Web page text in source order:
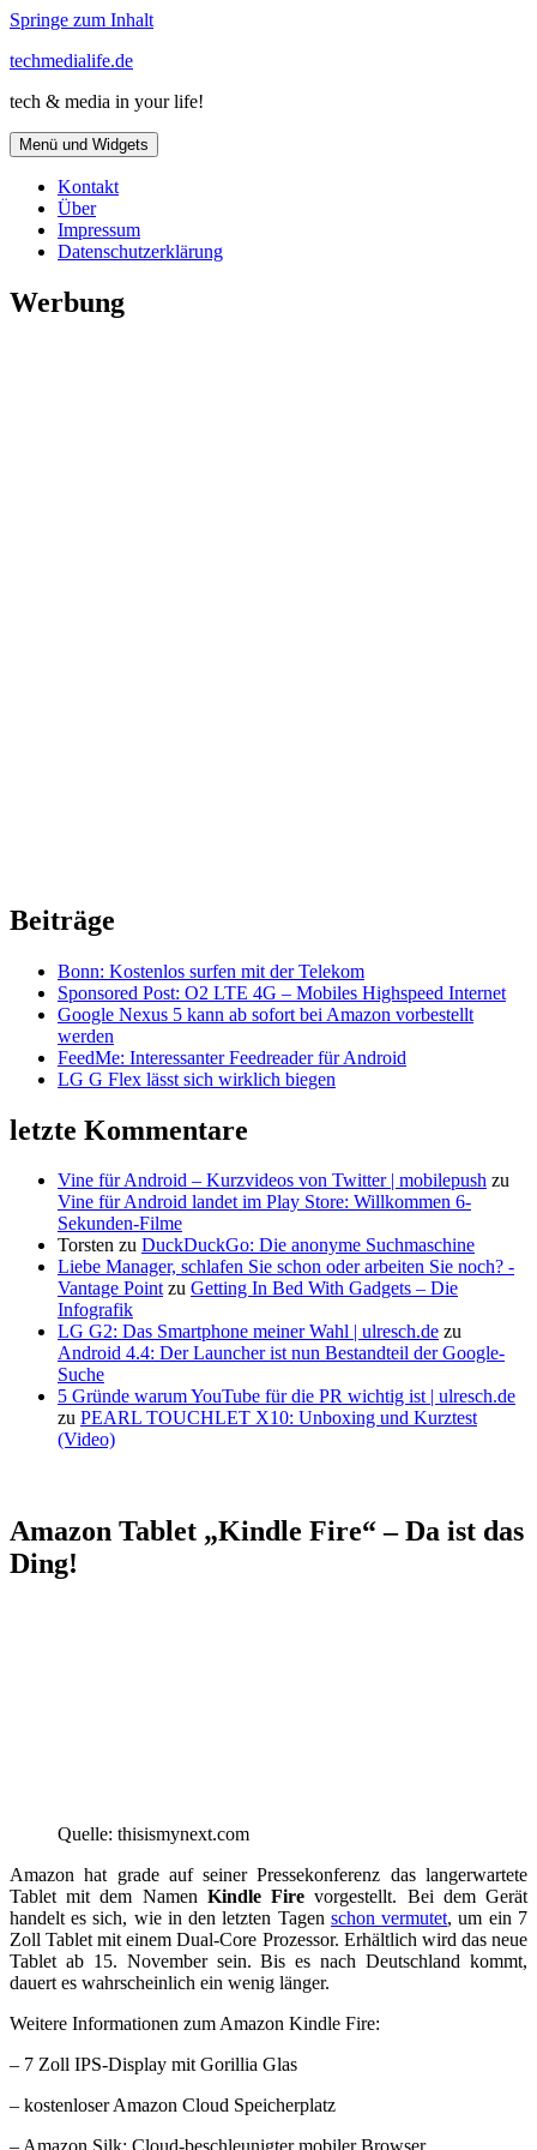
Springe zum Inhalt
techmedialife.de
tech & media in your life!
Menü und Widgets
Kontakt
Über
Impressum
Datenschutzerklärung
Werbung
Beiträge
Bonn: Kostenlos surfen mit der Telekom
Sponsored Post: O2 LTE 4G – Mobiles Highspeed Internet
Google Nexus 5 kann ab sofort bei Amazon vorbestellt
werden
FeedMe: Interessanter Feedreader für Android
LG G Flex lässt sich wirklich biegen
letzte Kommentare
Vine für Android – Kurzvideos von Twitter | mobilepush zu
Vine für Android landet im Play Store: Willkommen 6-
Sekunden-Filme
Torsten zu DuckDuckGo: Die anonyme Suchmaschine
Liebe Manager, schlafen Sie schon oder arbeiten Sie noch? -
Vantage Pointzu Getting In Bed With Gadgets – Die
Infografik
LG G2: Das Smartphone meiner Wahl | ulresch.de zu
Android 4.4: Der Launcher ist nun Bestandteil der Google-
Suche
5 Gründe warum YouTube für die PR wichtig ist | ulresch.de
zu PEARL TOUCHLET X10: Unboxing und Kurztest
(Video)
Amazon Tablet „Kindle Fire“ – Da ist das
Ding!
Quelle: thisismynext.com
Amazon hat grade auf seiner Pressekonferenz das langerwartete
Tablet mit dem Namen Kindle Fire vorgestellt. Bei dem Gerät
handelt es sich, wie in den letzten Tagen schon vermutet, um ein 7
Zoll Tablet mit einem Dual-Core Prozessor. Erhältlich wird das neue
Tablet ab 15. November sein. Bis es nach Deutschland kommt,
dauert es wahrscheinlich ein wenig länger.
Weitere Informationen zum Amazon Kindle Fire:
– 7 Zoll IPS-Display mit Gorillia Glas
– kostenloser Amazon Cloud Speicherplatz